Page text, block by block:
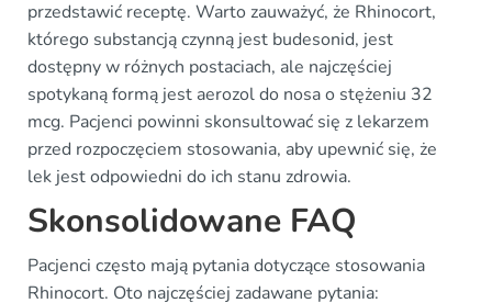
przedstawić receptę. Warto zauważyć, że Rhinocort,
którego substancją czynną jest budesonid, jest
dostępny w różnych postaciach, ale najczęściej
spotykaną formą jest aerozol do nosa o stężeniu 32
mcg. Pacjenci powinni skonsultować się z lekarzem
przed rozpoczęciem stosowania, aby upewnić się, że
lek jest odpowiedni do ich stanu zdrowia.
Skonsolidowane FAQ
Pacjenci często mają pytania dotyczące stosowania
Rhinocort. Oto najczęściej zadawane pytania: